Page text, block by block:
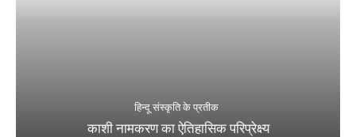
हिन्दू संस्कृति के प्रतीक
काशी नामकरण का ऐतिहासिक परिप्रेक्ष्य